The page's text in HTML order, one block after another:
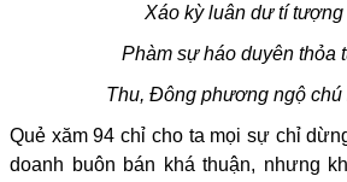
Xáo kỳ luân dư tí tượng
Phàm sự háo duyên thỏa
Thu, Đông phương ngộ chú
Quẻ xăm 94 chỉ cho ta mọi sự chỉ
doanh buôn bán khá thuận, nhưng